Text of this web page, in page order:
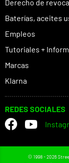
Derecho de
Baterías, aceites
Empleos
Tutoriales +
Marcas
Klarna
REDES SOCIALES
© 1998 - 2026